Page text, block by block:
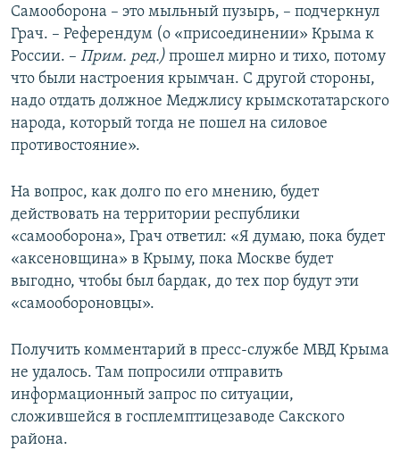
Самооборона – это мыльный пузырь, – подчеркнул
Грач. – Референдум (о «присоединении» Крыма к
России. – Прим. ред.) прошел мирно и тихо, потому
что были настроения крымчан. С другой стороны,
надо отдать должное Меджлису крымскотатарского
народа, который тогда не пошел на силовое
противостояние».
На вопрос, как долго по его мнению, будет
действовать на территории республики
«самооборона», Грач ответил: «Я думаю, пока будет
«аксеновщина» в Крыму, пока Москве будет
выгодно, чтобы был бардак, до тех пор будут эти
«самообороновцы».
Получить комментарий в пресс-службе МВД Крыма
не удалось. Там попросили отправить
информационный запрос по ситуации,
сложившейся в госплемптицезаводе Сакского
района.